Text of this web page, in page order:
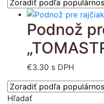
Podnož
€3.30 s DPH
Hľadať